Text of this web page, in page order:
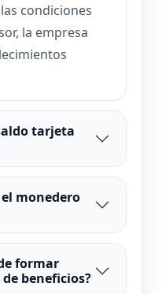
condiciones
la empresa
tarjeta
monedero
formar
beneficios?